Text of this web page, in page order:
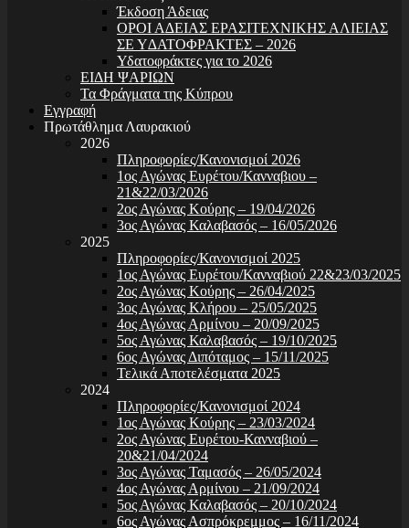
Έκδοση Άδειας
ΟΡΟΙ Α∆ΕΙΑΣ ΕΡΑΣΙΤΕΧΝΙΚΗΣ ΑΛΙΕΙΑΣ
ΣΕ Υ∆ΑΤΟΦΡΑΚΤΕΣ – 2026
Υδατοφράκτες για το 2026
ΕΙΔΗ ΨΑΡΙΩΝ
Τα Φράγματα της Κύπρου
Εγγραφή
Πρωτάθλημα Λαυρακιού
2026
Πληροφορίες/Κανονισμοί 2026
1ος Αγώνας Ευρέτου/Κανναβιου –
21&22/03/2026
2ος Αγώνας Κούρης – 19/04/2026
3ος Αγώνας Καλαβασός – 16/05/2026
2025
Πληροφορίες/Κανονισμοί 2025
1ος Αγώνας Ευρέτου/Κανναβιού 22&23/03/2025
2ος Αγώνας Κούρης – 26/04/2025
3ος Αγώνας Κλήρου – 25/05/2025
4ος Αγώνας Αρμίνου – 20/09/2025
5ος Αγώνας Καλαβασός – 19/10/2025
6ος Αγώνας Διπόταμος – 15/11/2025
Τελικά Αποτελέσματα 2025
2024
Πληροφορίες/Κανονισμοί 2024
1ος Αγώνας Κούρης – 23/03/2024
2ος Αγώνας Ευρέτου-Κανναβιού –
20&21/04/2024
3ος Αγώνας Ταμασός – 26/05/2024
4ος Αγώνας Αρμίνου – 21/09/2024
5ος Αγώνας Καλαβασός – 20/10/2024
6ος Αγώνας Ασπρόκρεμμος – 16/11/2024